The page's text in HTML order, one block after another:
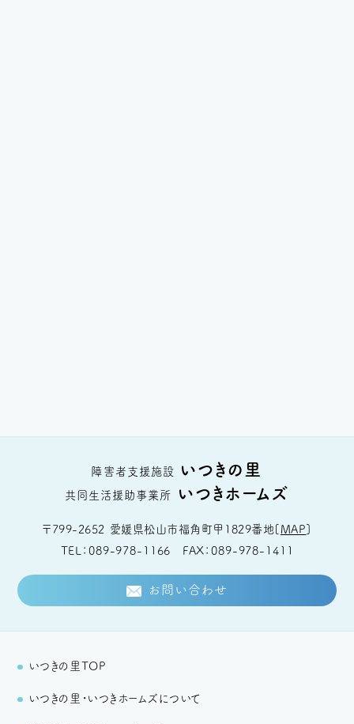
障害者支援施設 いつきの里
共同生活援助事業所 いつきホームズ
〒799-2652 愛媛県松山市福角町甲1829番地 [ MAP ]
TEL
089-978-1166 FAX 089-978-1411
お問い合わせ
いつきの里TOP
いつきの里・いつきホームズについて